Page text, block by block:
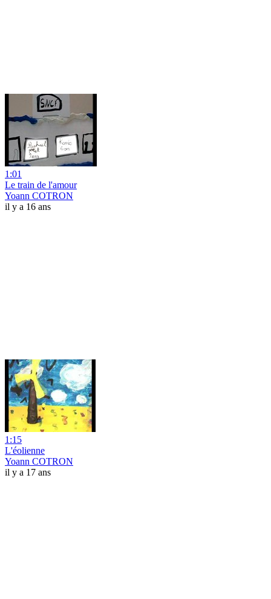
1:01
Le train de l'amour
Yoann COTRON
il y a 16 ans
1:15
L'éolienne
Yoann COTRON
il y a 17 ans